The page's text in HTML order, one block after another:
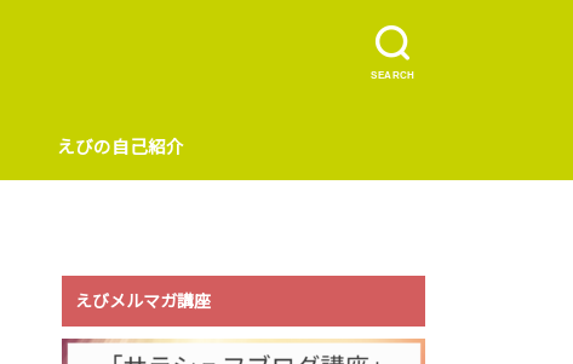
SEARCH
えびの自己紹介
えびメルマガ講座